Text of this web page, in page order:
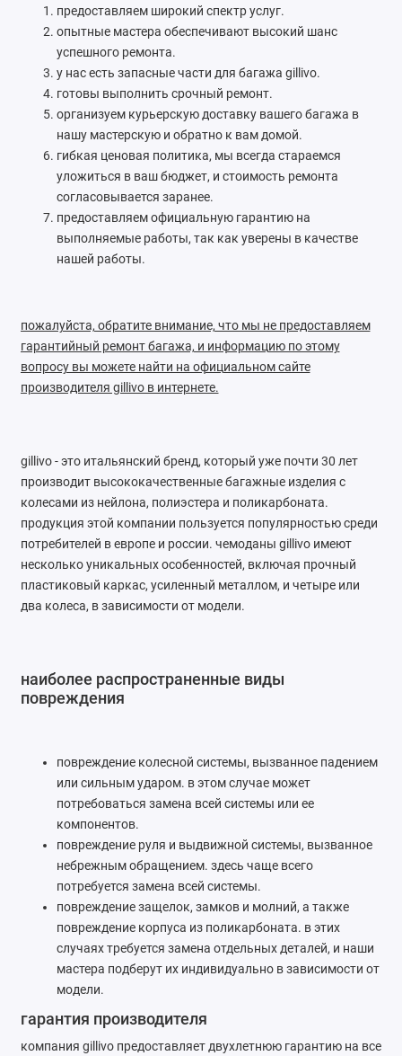
предоставляем широкий спектр услуг.
опытные мастера обеспечивают высокий шанс
успешного ремонта.
у нас есть запасные части для багажа gillivo.
готовы выполнить срочный ремонт.
организуем курьерскую доставку вашего багажа в
нашу мастерскую и обратно к вам домой.
гибкая ценовая политика, мы всегда стараемся
уложиться в ваш бюджет, и стоимость ремонта
согласовывается заранее.
предоставляем официальную гарантию на
выполняемые работы, так как уверены в качестве
нашей работы.
пожалуйста, обратите внимание, что мы не предоставляем
гарантийный ремонт багажа, и информацию по этому
вопросу вы можете найти на официальном сайте
производителя gillivo в интернете.
gillivo - это итальянский бренд, который уже почти 30 лет
производит высококачественные багажные изделия с
колесами из нейлона, полиэстера и поликарбоната.
продукция этой компании пользуется популярностью среди
потребителей в европе и россии. чемоданы gillivo имеют
несколько уникальных особенностей, включая прочный
пластиковый каркас, усиленный металлом, и четыре или
два колеса, в зависимости от модели.
наиболее распространенные виды
повреждения
повреждение колесной системы, вызванное падением
или сильным ударом. в этом случае может
потребоваться замена всей системы или ее
компонентов.
повреждение руля и выдвижной системы, вызванное
небрежным обращением. здесь чаще всего
потребуется замена всей системы.
повреждение защелок, замков и молний, а также
повреждение корпуса из поликарбоната. в этих
случаях требуется замена отдельных деталей, и наши
мастера подберут их индивидуально в зависимости от
модели.
гарантия производителя
компания gillivo предоставляет двухлетнюю гарантию на все